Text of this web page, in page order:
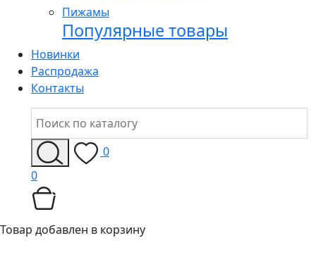
Пижамы
Популярные товары
Новинки
Распродажа
Контакты
0
0
Товар добавлен в корзину